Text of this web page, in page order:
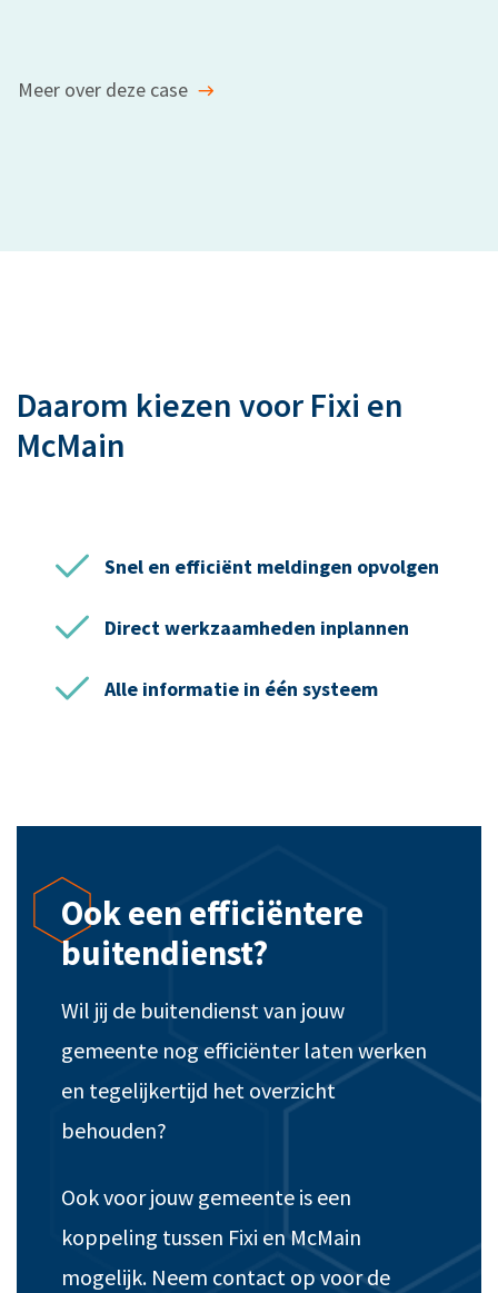
Meer over deze case
Daarom kiezen voor Fixi en
McMain
Snel en efficiënt meldingen opvolgen
Direct werkzaamheden inplannen
Alle informatie in één systeem
Ook een efficiëntere
buitendienst?
Wil jij de buitendienst van jouw
gemeente nog efficiënter laten werken
en tegelijkertijd het overzicht
behouden?
Ook voor jouw gemeente is een
koppeling tussen Fixi en McMain
mogelijk. Neem contact op voor de